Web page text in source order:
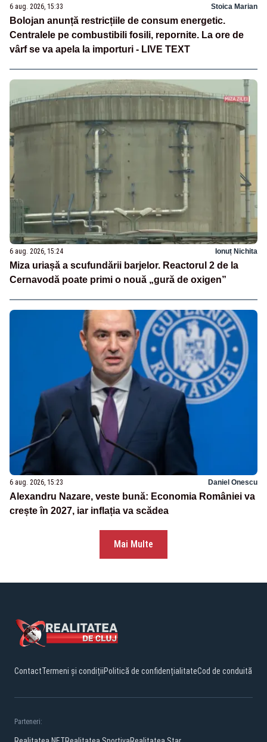
6 aug. 2026, 15:33 Stoica Marian
Bolojan anunță restricțiile de consum energetic.
Centralele pe combustibili fosili, repornite. La ore de
vârf se va apela la importuri - LIVE TEXT
6 aug. 2026, 15:24 Ionuț Nichita
Miza uriașă a scufundării barjelor. Reactorul 2 de la
Cernavodă poate primi o nouă „gură de oxigen”
6 aug. 2026, 15:23 Daniel Onescu
Alexandru Nazare, veste bună: Economia României va
crește în 2027, iar inflația va scădea
Mai Multe
ContactTermeni și condițiiPolitică de confidențialitateCod de conduită
Parteneri: